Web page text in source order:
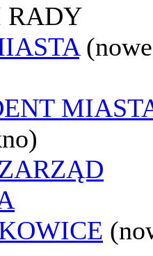
RADY
(nowe